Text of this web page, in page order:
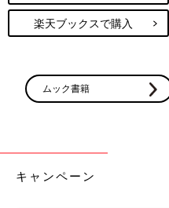
楽天ブックスで購入
ムック書籍
キャンペーン